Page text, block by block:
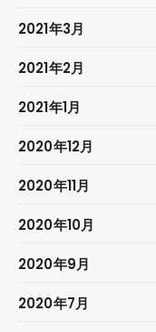
2021年3月
2021年2月
2021年1月
2020年12月
2020年11月
2020年10月
2020年9月
2020年7月